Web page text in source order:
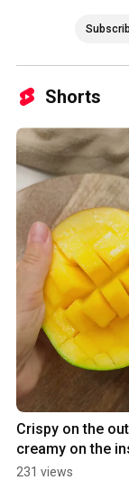
Shorts
Crispy on the
creamy on the
these sushi cups
231 views